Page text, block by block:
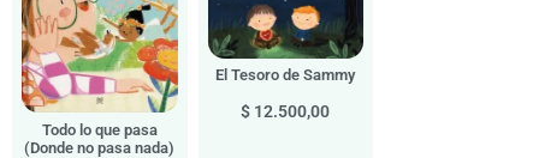
Todo lo que pasa
(Donde no pasa nada)
El Tesoro de Sammy
$ 12.500,00